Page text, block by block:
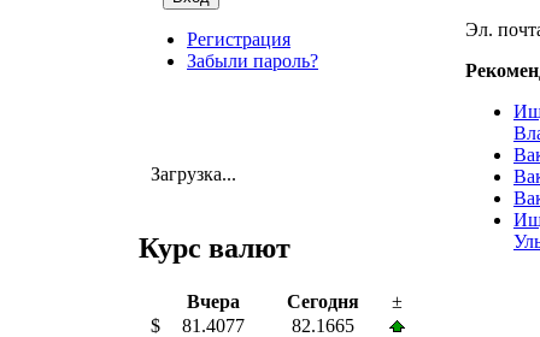
Регистрация
Забыли пароль?
Загрузка...
Курс валют
Вчера Сегодня
±
$
81.4077
82.1665
Эл.